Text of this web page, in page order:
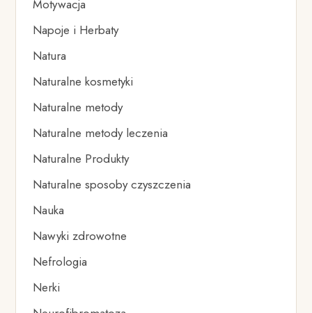
Motywacja
Napoje i Herbaty
Natura
Naturalne kosmetyki
Naturalne metody
Naturalne metody leczenia
Naturalne Produkty
Naturalne sposoby czyszczenia
Nauka
Nawyki zdrowotne
Nefrologia
Nerki